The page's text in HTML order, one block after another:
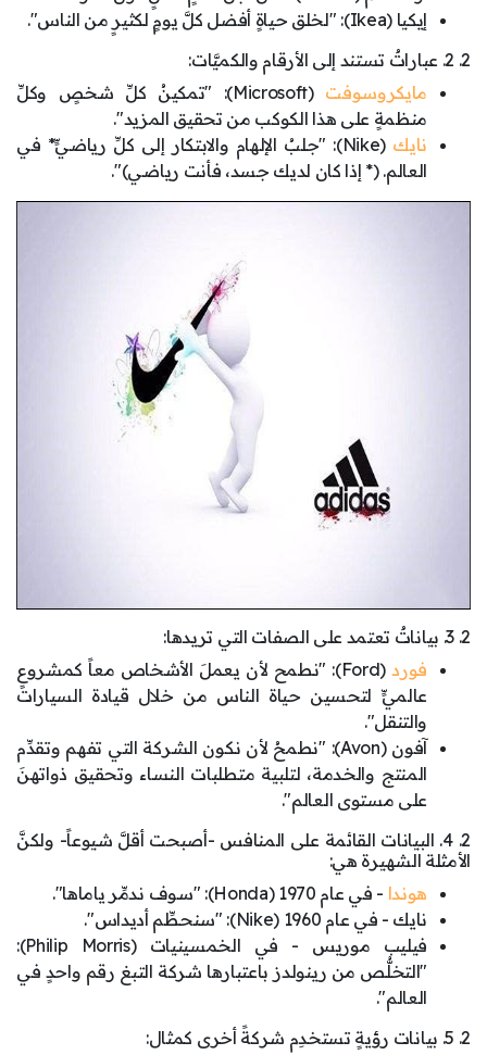
إيكيا (Ikea): "لخلق حياةٍ أفضل كلَّ يومٍ لكثيرٍ من الناس".
2. 2. عباراتٌ تستند إلى الأرقام والكميَّات:
مايكروسوفت
(Microsoft): "تمكينُ كلِّ شخصٍ وكلِّ
منظمةٍ على هذا الكوكب من تحقيق المزيد".
نايك
(Nike): "جلبُ الإلهام والابتكار إلى كلِّ رياضيٍّ* في
العالم. (* إذا كان لديك جسد، فأنت رياضي)".
2. 3. بياناتٌ تعتمد على الصفات التي تريدها:
فورد
(Ford): "نطمح لأن يعملَ الأشخاص معاً كمشروعٍ
عالميٍّ لتحسين حياة الناس من خلال قيادة السيارات
والتنقل".
آفون (Avon): "نطمحُ لأن نكون الشركة التي تفهم وتقدِّم
المنتج والخدمة، لتلبية متطلبات النساء وتحقيق ذواتهنَ
على مستوى العالم".
2. 4. البيانات القائمة على المنافس -أصبحت أقلَّ شيوعاً- ولكنَّ
الأمثلة الشهيرة هي:
هوندا - في عام 1970 (Honda): "سوف ندمِّر ياماها".
نايك - في عام 1960 (Nike): "سنحطِّم أديداس".
فيليب موريس - في الخمسينيات (Philip Morris):
"التخلُّص من رينولدز باعتبارها شركة التبغ رقم واحدٍ في
العالم".
2. 5. بيانات رؤيةٍ تستخدِم شركةً أخرى كمثال: